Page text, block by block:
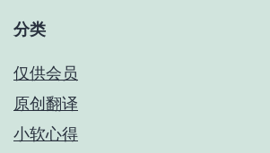
分类
仅供会员
原创翻译
小软心得